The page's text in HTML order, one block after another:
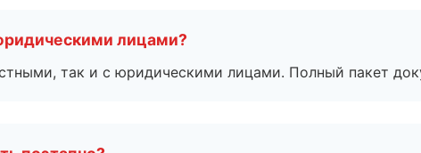
лицами?
так и с юридическими лицами. Полный пакет